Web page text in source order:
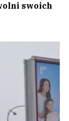
swoich